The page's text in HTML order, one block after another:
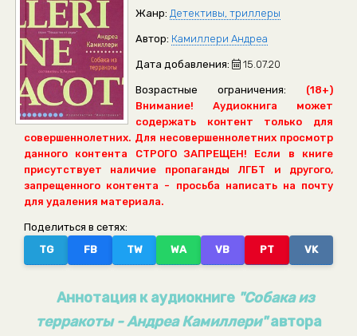
Жанр: Детективы, триллеры
Автор: Камиллери Андреа
Дата добавления: 15.07.20
Возрастные ограничения:
(18+)
Внимание! Аудиокнига может
содержать контент только для
совершеннолетних. Для несовершеннолетних просмотр
данного контента СТРОГО ЗАПРЕЩЕН! Если в книге
присутствует наличие пропаганды ЛГБТ и другого,
запрещенного контента - просьба написать на почту
для удаления материала.
Поделиться в сетях:
TG
FB TW WA VB PT VK
Аннотация к аудиокниге "Собака из
терракоты - Андреа Камиллери"автора